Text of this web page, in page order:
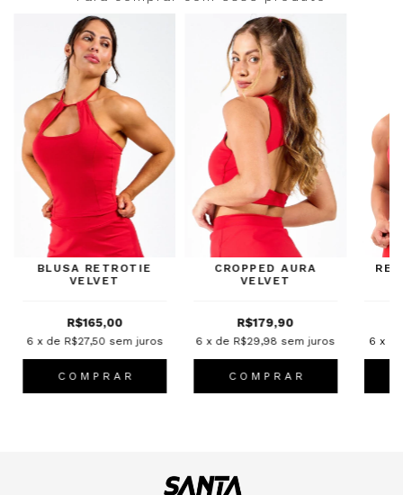
BLUSA RETROTIE
VELVET
R$165,00
6 x de R$27,50 sem juros
C O M P R A R
CROPPED AURA
VELVET
R$179,90
6 x de R$29,98 sem juros
C O M P R A R
6 x